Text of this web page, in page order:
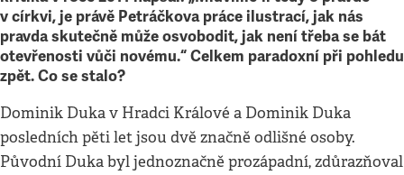
v církvi, je právě Petráčkova práce ilustrací, jak nás
pravda skutečně může osvobodit, jak není třeba se bát
otevřenosti vůči novému.“ Celkem paradoxní při pohledu
zpět. Co se stalo?
Dominik Duka v Hradci Králové a Dominik Duka
posledních pěti let jsou dvě značně odlišné osoby.
Původní Duka byl jednoznačně prozápadní, zdůrazňoval